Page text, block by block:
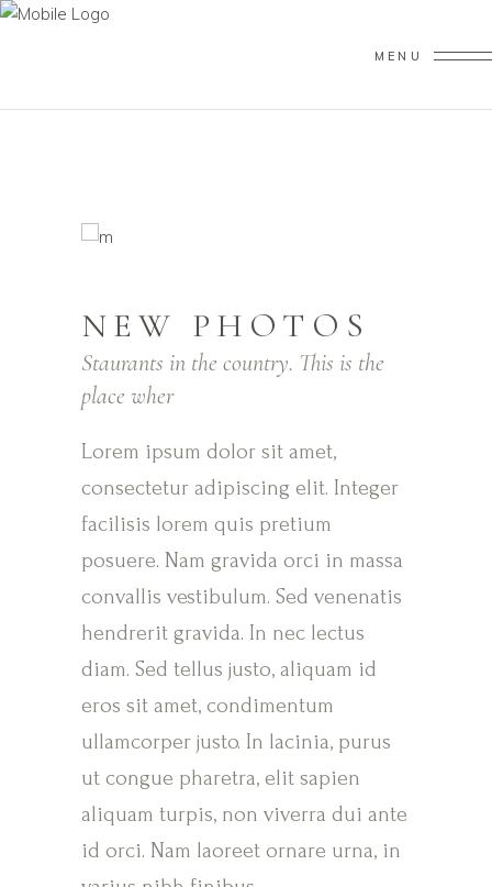
MENU
NEW PHOTOS
Staurants in the country. This is the
place wher
Lorem ipsum dolor sit amet,
consectetur adipiscing elit. Integer
facilisis lorem quis pretium
posuere. Nam gravida orci in massa
convallis vestibulum. Sed venenatis
hendrerit gravida. In nec lectus
diam. Sed tellus justo, aliquam id
eros sit amet, condimentum
ullamcorper justo. In lacinia, purus
ut congue pharetra, elit sapien
aliquam turpis, non viverra dui ante
id orci. Nam laoreet ornare urna, in